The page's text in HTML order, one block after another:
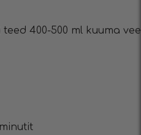
teed 400-500 ml kuuma vee